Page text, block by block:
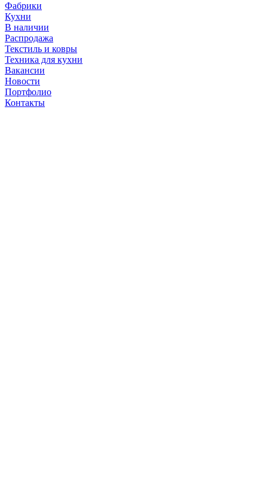
Фабрики
Кухни
В наличии
Распродажа
Текстиль и ковры
Техника для кухни
Вакансии
Новости
Портфолио
Контакты